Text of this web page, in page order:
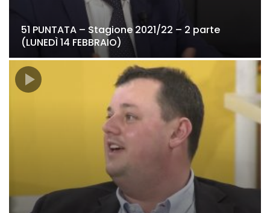
51 PUNTATA – Stagione 2021/22 – 2 parte
(LUNEDÌ 14 FEBBRAIO)